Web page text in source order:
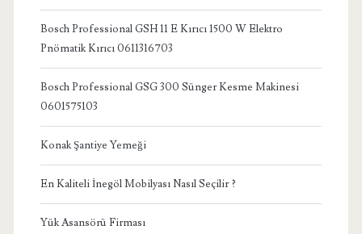
Bosch Professional GSH 11 E Kırıcı 1500 W Elektro
Pnömatik Kırıcı 0611316703
Bosch Professional GSG 300 Sünger Kesme Makinesi
0601575103
Konak Şantiye Yemeği
En Kaliteli İnegöl Mobilyası Nasıl Seçilir ?
Yük Asansörü Firması